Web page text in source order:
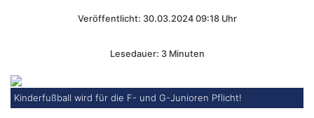
Veröffentlicht: 30.03.2024 09:18 Uhr
Lesedauer: 3 Minuten
Kinderfußball wird für die F- und G-Junioren Pflicht!